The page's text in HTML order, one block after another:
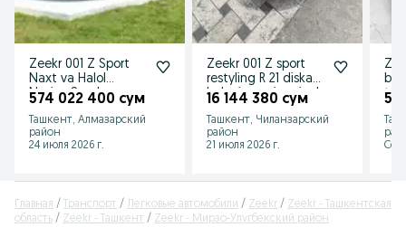
Zeekr 001 Z Sport
Naxt va Halol
Nasiya Savdo
574 022 400 сум
Ташкент, Алмазарский
район
24 июля 2026 г.
Zeekr 001 Z sport
restyling R 21 diska
baloni yengi arginal
16 144 380 сум
Ташкент, Чиланзарский
район
21 июля 2026 г.
Главная Транспорт Легковые автомобили Zeekr
Zeekr - Ташкентская
область
Zeekr - Ташкент Zeekr - Мирзо-Улугбекский район